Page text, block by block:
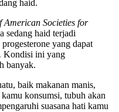
haid.
American Societies for
sedang haid terjadi
yang dapat
Kondisi ini yang
banyak.
baik makanan manis,
konsumsi, tubuh akan
suasana hati kamu